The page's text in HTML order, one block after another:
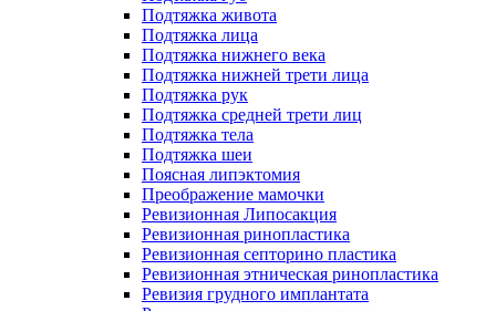
Подтяжка живота
Подтяжка лица
Подтяжка нижнего века
Подтяжка нижней трети лица
Подтяжка рук
Подтяжка средней трети лиц
Подтяжка тела
Подтяжка шеи
Поясная липэктомия
Преображение мамочки
Ревизионная Липосакция
Ревизионная ринопластика
Ревизионная септорино пластика
Ревизионная этническая ринопластика
Ревизия грудного имплантата